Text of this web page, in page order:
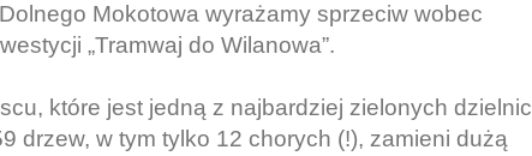
Mokotowa wyrażamy sprzeciw wobec
„Tramwaj do Wilanowa”.
które jest jedną z najbardziej zielonych dzielnic
drzew, w tym tylko 12 chorych (!), zamieni dużą